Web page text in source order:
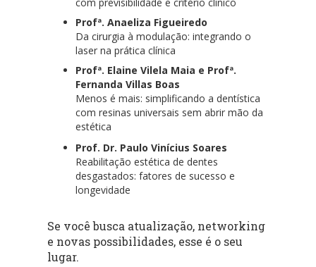
Profª. Anaeliza Figueiredo
Da cirurgia à modulação: integrando o
laser na prática clínica
Profª. Elaine Vilela Maia e Profª.
Fernanda Villas Boas
Menos é mais: simplificando a dentística
com resinas universais sem abrir mão da
estética
Prof. Dr. Paulo Vinícius Soares
Reabilitação estética de dentes
desgastados: fatores de sucesso e
longevidade
Se você busca atualização, networking
e novas possibilidades, esse é o seu
lugar.